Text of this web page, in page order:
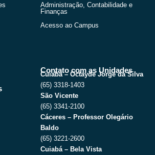
Administração, Contabilidade e
Finanças
Acesso ao Campus
Contato com as Unidades
Cuiabá – Octayde Jorge da Silva
(65) 3318-1403
São Vicente
(65) 3341-2100
Cáceres – Professor Olegário
Baldo
(65) 3221-2600
Cuiabá – Bela Vista